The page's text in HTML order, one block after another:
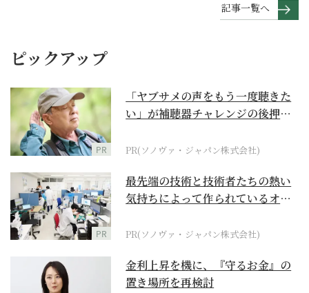
記事一覧へ
ピックアップ
PR
「ヤブサメの声をもう一度聴きた
い」が補聴器チャレンジの後押し
PR(ソノヴァ・ジャパン株式会社)
PR
最先端の技術と技術者たちの熱い
気持ちによって作られているオー
PR(ソノヴァ・ジャパン株式会社)
金利上昇を機に、『守るお金』の
置き場所を再検討